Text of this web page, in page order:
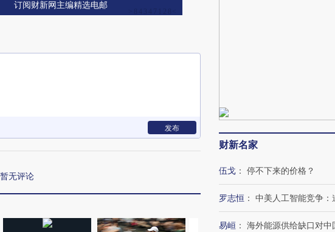
订阅财新网主编精选电邮
发布
无评论
财新名家
伍戈 ： 停不下来的价格？
罗志恒 ： 中美人工智能竞争
易峘 ： 海外能源供给缺口对中